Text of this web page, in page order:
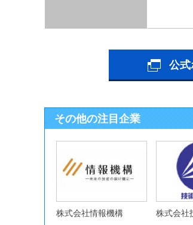
公式
その他の注目企業
株式会社情報機構 株式会社